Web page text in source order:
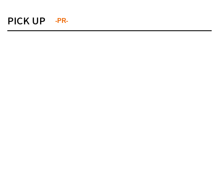
PICK UP -PR-